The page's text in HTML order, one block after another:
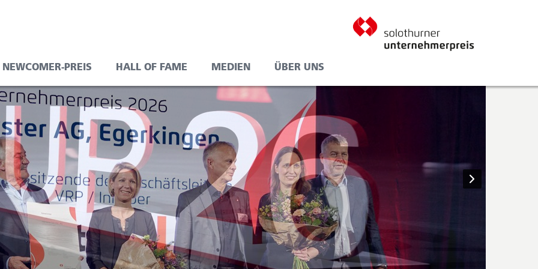
NEWCOMER-PREIS HALL OF FAME MEDIEN ÜBER UNS